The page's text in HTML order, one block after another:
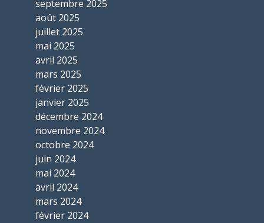
septembre 2025
août 2025
juillet 2025
mai 2025
avril 2025
mars 2025
février 2025
janvier 2025
décembre 2024
novembre 2024
octobre 2024
juin 2024
mai 2024
avril 2024
mars 2024
février 2024